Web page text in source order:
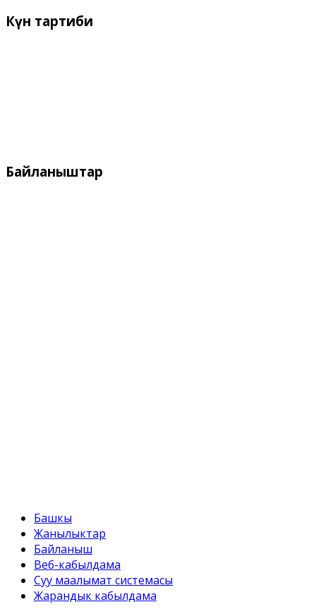
Күн тартиби
Байланыштар
Башкы
Жанылыктар
Байланыш
Веб-кабылдама
Суу маалымат системасы
Жарандык кабылдама